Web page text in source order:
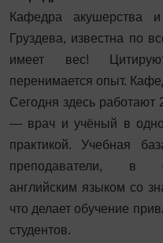
Кафедра акушерства
Груздева, известна по
имеет вес!
перенимается опыт.
Сегодня здесь работают
— врач и учёный в
практикой. Учебная
преподаватели, в
английским языком со
что делает обучение
студентов.